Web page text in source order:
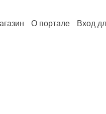
О портале Вход